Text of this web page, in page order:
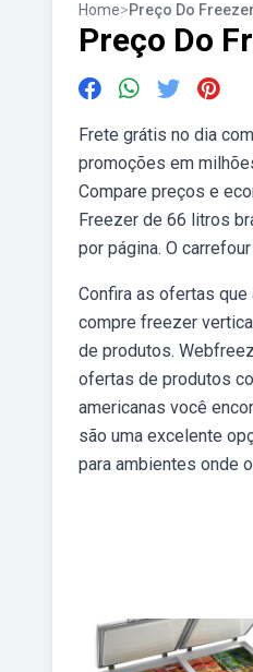
Home>Preço Do
Preço Do
Frete grátis no dia
promoções em
Compare preços e
Freezer de 66 litros
por página. O
Confira as ofertas que
compre freezer
de produtos.
ofertas de produtos
americanas você
são uma excelente
para ambientes onde